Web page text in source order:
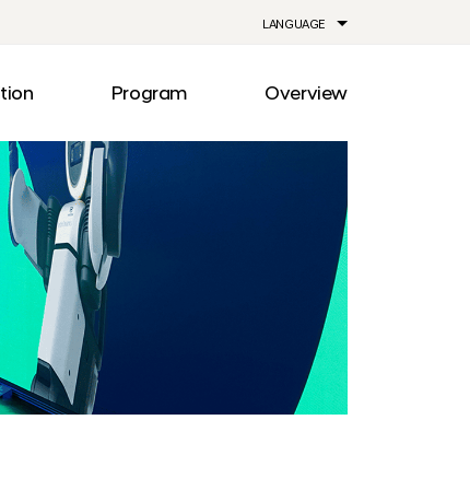
LANGUAGE
Program
Drive
Out
Overview
Notice
Information